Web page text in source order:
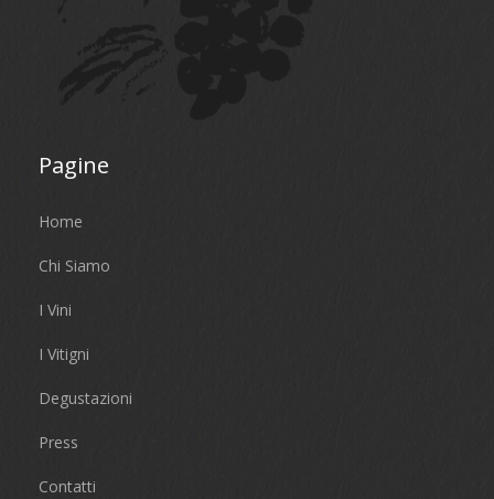
Pagine
Home
Chi Siamo
I Vini
I Vitigni
Degustazioni
Press
Contatti